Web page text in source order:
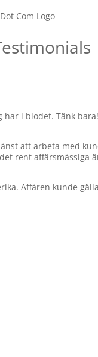
i blodet. Tänk
att arbeta med
rent affärsmässiga
Affären kunde